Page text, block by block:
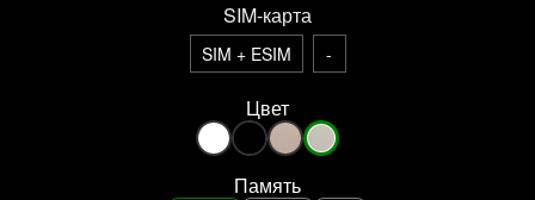
SIM-карта
SIM + ESIM -
Цвет
Память